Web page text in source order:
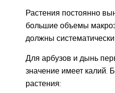
Растения постоянно
большие объемы
должны
Для арбузов и дынь
значение имеет калий.
растения: